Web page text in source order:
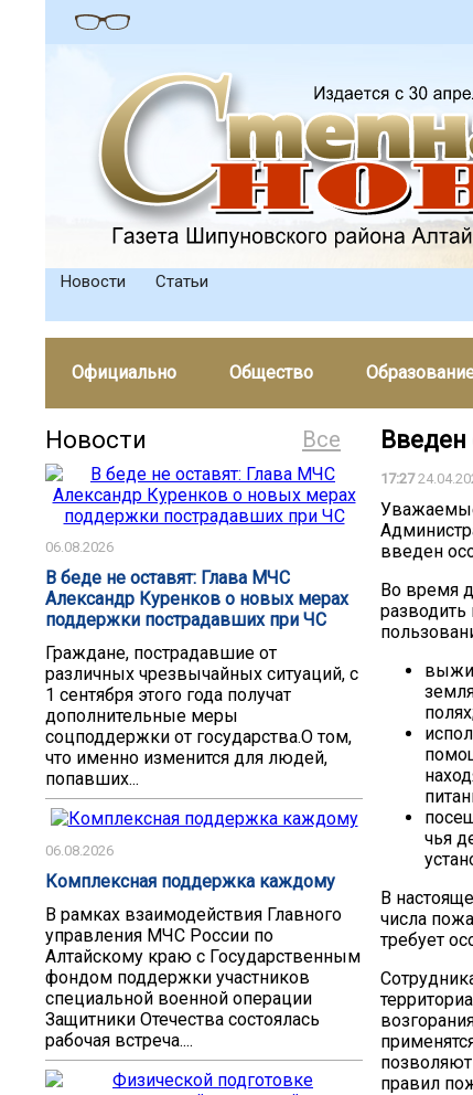
Новости Статьи
Официально Общество
Все
Новости
06.08.2026
В беде не оставят: Глава МЧС
Александр Куренков о новых мерах
поддержки пострадавших при ЧС
Граждане, пострадавшие от
различных чрезвычайных ситуаций, с
1 сентября этого года получат
дополнительные меры
соцподдержки от государства.О том,
что именно изменится для людей,
попавших...
06.08.2026
Комплексная поддержка каждому
В рамках взаимодействия Главного
управления МЧС России по
Алтайскому краю с Государственным
фондом поддержки участников
специальной военной операции
Защитники Отечества состоялась
рабочая встреча....
17:27
введен
Во время
чья
В
числа
требует
правил